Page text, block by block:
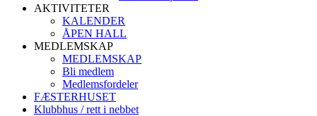
AKTIVITETER
KALENDER
ÅPEN HALL
MEDLEMSKAP
MEDLEMSKAP
Bli medlem
Medlemsfordeler
FÆSTERHUSET
Klubbhus / rett i nebbet